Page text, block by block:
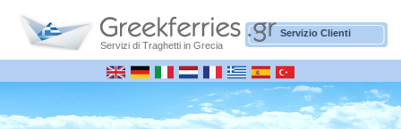
Servizi di Traghetti in Grecia
Servizio Clienti